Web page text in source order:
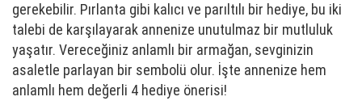
gerekebilir. Pırlanta gibi kalıcı ve parıltılı bir hediye, bu iki
talebi de karşılayarak annenize unutulmaz bir mutluluk
yaşatır. Vereceğiniz anlamlı bir armağan, sevginizin
asaletle parlayan bir sembolü olur. İşte annenize hem
anlamlı hem değerli 4 hediye önerisi!